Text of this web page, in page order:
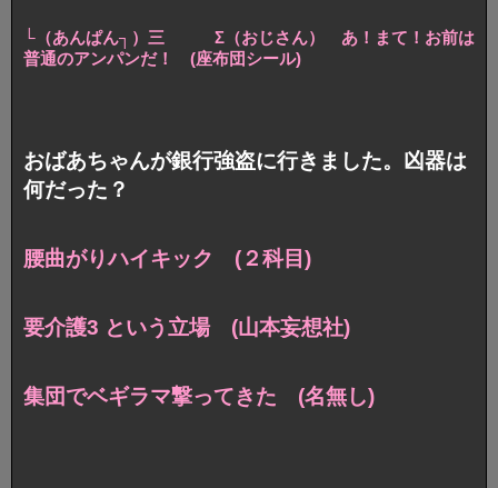
└（あんぱん┐）三 Σ（おじさん） あ！まて！ お前は
普通のアンパンだ！ (座布団シール)
おばあちゃんが銀行強盗に行きました。凶器は
何だった？
腰曲がりハイキック (２科目)
要介護3 という立場 (山本妄想社)
集団でベギラマ撃ってきた (名無し)